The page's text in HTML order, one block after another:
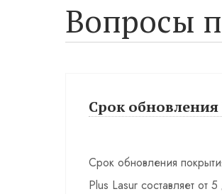
Вопросы
Срок обновления
Срок обновления
Plus Lasur составляет от